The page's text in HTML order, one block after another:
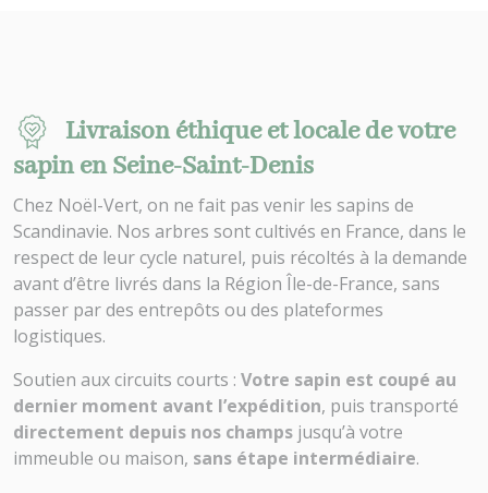
Livraison éthique et locale de votre
sapin en Seine-Saint-Denis
Chez Noël-Vert, on ne fait pas venir les sapins de
Scandinavie. Nos arbres sont cultivés en France, dans le
respect de leur cycle naturel, puis récoltés à la demande
avant d’être livrés dans la Région Île-de-France, sans
passer par des entrepôts ou des plateformes
logistiques.
Soutien aux circuits courts : Votre sapin est coupé au
dernier moment avant l’expédition, puis transporté
directement depuis nos champs jusqu’à votre
immeuble ou maison, sans étape intermédiaire.